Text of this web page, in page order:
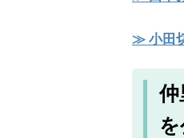
≫ 小田
仲
を